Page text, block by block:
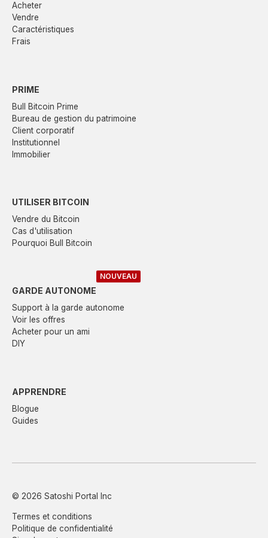
Acheter
Vendre
Caractéristiques
Frais
PRIME
Bull Bitcoin Prime
Bureau de gestion du patrimoine
Client corporatif
Institutionnel
Immobilier
UTILISER BITCOIN
Vendre du Bitcoin
Cas d'utilisation
Pourquoi Bull Bitcoin
GARDE AUTONOME
NOUVEAU
Support à la garde autonome
Voir les offres
Acheter pour un ami
DIY
APPRENDRE
Blogue
Guides
© 2026 Satoshi Portal Inc
Termes et conditions
Politique de confidentialité